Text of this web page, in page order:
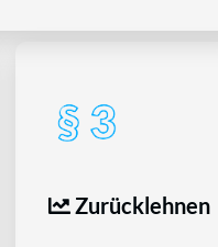
Zurücklehnen